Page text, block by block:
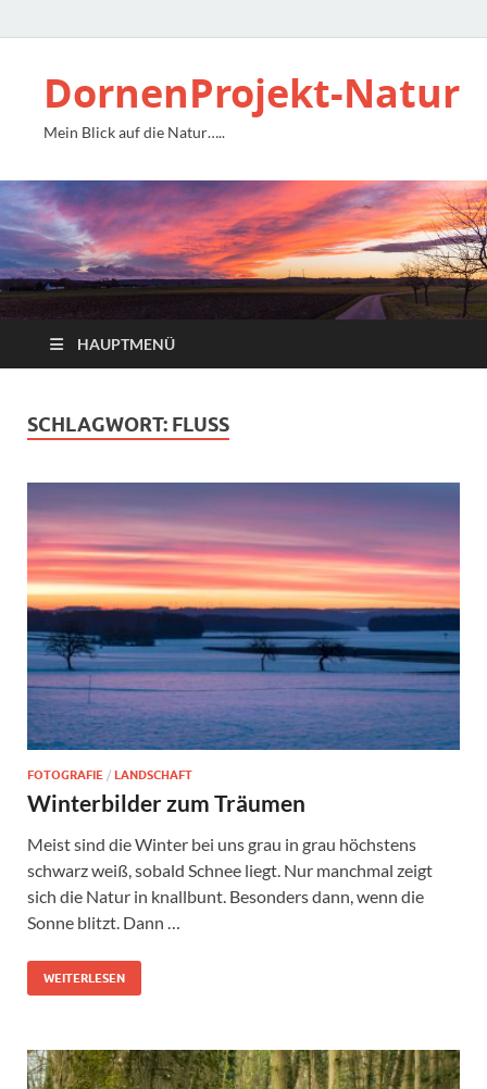
DornenProjekt-Natur
Mein Blick auf die Natur…..
HAUPTMENÜ
SCHLAGWORT: FLUSS
FOTOGRAFIE / LANDSCHAFT
Winterbilder zum Träumen
Meist sind die Winter bei uns grau in grau höchstens
schwarz weiß, sobald Schnee liegt. Nur manchmal zeigt
sich die Natur in knallbunt. Besonders dann, wenn die
Sonne blitzt. Dann …
WEITERLESEN